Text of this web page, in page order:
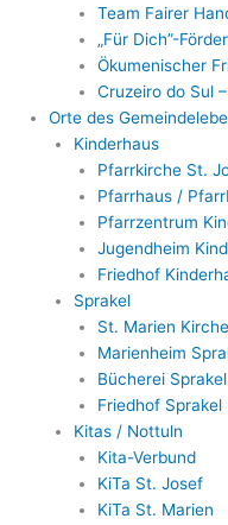
Team Fairer
„Für Dich”-
Ökumenischer
Cruzeiro do Sul
Orte des
Kinderhaus
Pfarrkirche St.
Pfarrhaus /
Pfarrzentrum
Jugendheim
Friedhof
Sprakel
St. Marien Kirche
Marienheim
Bücherei Sprakel
Friedhof Sprakel
Kitas / Nottuln
Kita-Verbund
KiTa St. Josef
KiTa St. Marien